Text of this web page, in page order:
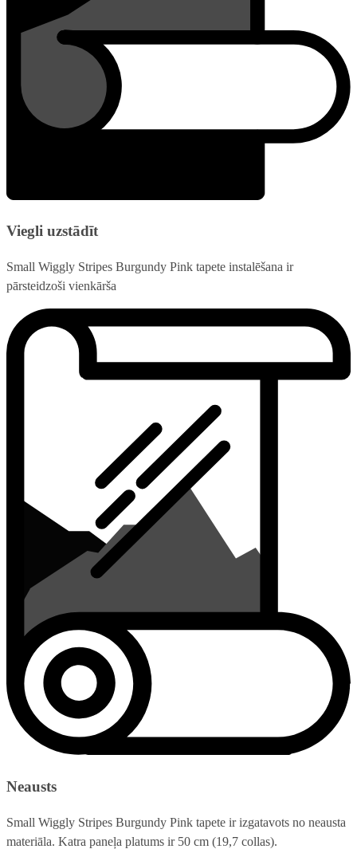
Viegli uzstādīt
Small Wiggly Stripes Burgundy Pink tapete instalēšana ir
pārsteidzoši vienkārša
Neausts
Small Wiggly Stripes Burgundy Pink tapete ir izgatavots no neausta
materiāla. Katra paneļa platums ir 50 cm (19,7 collas).